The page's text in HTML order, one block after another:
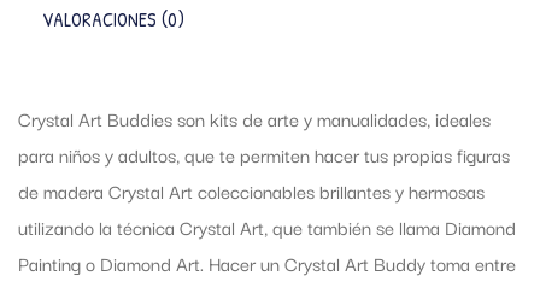
VALORACIONES (0)
Crystal Art Buddies son kits de arte y manualidades, ideales
para niños y adultos, que te permiten hacer tus propias figuras
de madera Crystal Art coleccionables brillantes y hermosas
utilizando la técnica Crystal Art, que también se llama Diamond
Painting o Diamond Art. Hacer un Crystal Art Buddy toma entre